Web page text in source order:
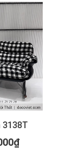
3138T